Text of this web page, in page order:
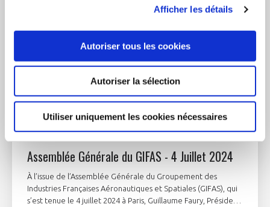
Afficher les détails
Autoriser tous les cookies
Autoriser la sélection
Utiliser uniquement les cookies nécessaires
3 juillet 2024
Assemblée Générale du GIFAS - 4 Juillet 2024
À l’issue de l’Assemblée Générale du Groupement des
Industries Françaises Aéronautiques et Spatiales (GIFAS), qui
s’est tenue le 4 juillet 2024 à Paris, Guillaume Faury, Président